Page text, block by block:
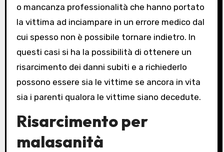
o mancanza professionalità che hanno portato
la vittima ad inciampare in un errore medico dal
cui spesso non è possibile tornare indietro. In
questi casi si ha la possibilità di ottenere un
risarcimento dei danni subiti e a richiederlo
possono essere sia le vittime se ancora in vita
sia i parenti qualora le vittime siano decedute.
Risarcimento per
malasanità